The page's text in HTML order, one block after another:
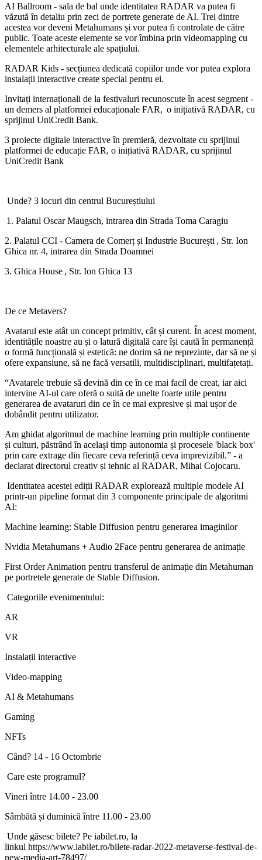
AI Ballroom - sala de bal unde identitatea RADAR va putea fi
văzută în detaliu prin zeci de portrete generate de AI. Trei dintre
acestea vor deveni Metahumans și vor putea fi controlate de către
public. Toate aceste elemente se vor îmbina prin videomapping cu
elementele arhitecturale ale spațiului.
RADAR Kids - secțiunea dedicată copiilor unde vor putea explora
instalații interactive create special pentru ei.
Invitați internaționali de la festivaluri recunoscute în acest segment -
un demers al platformei educaționale FAR, o inițiativă RADAR, cu
sprijinul UniCredit Bank.
3 proiecte digitale interactive în premieră, dezvoltate cu sprijinul
platformei de educație FAR, o inițiativă RADAR, cu sprijinul
UniCredit Bank
Unde? 3 locuri din centrul Bucureștiului
1. Palatul Oscar Maugsch, intrarea din Strada Toma Caragiu
2. Palatul CCI - Camera de Comerț și Industrie București , Str. Ion
Ghica nr. 4, intrarea din Strada Doamnei
3. Ghica House , Str. Ion Ghica 13
De ce Metavers?
Avatarul este atât un concept primitiv, cât și curent. În acest moment,
identitățile noastre au și o latură digitală care își caută în permanență
o formă funcțională și estetică: ne dorim să ne reprezinte, dar să ne și
ofere expansiune, să ne facă versatili, multidisciplinari, multifațetați.
“Avatarele trebuie să devină din ce în ce mai facil de creat, iar aici
intervine AI-ul care oferă o suită de unelte foarte utile pentru
generarea de avataruri din ce în ce mai expresive și mai ușor de
dobândit pentru utilizator.
Am ghidat algoritmul de machine learning prin multiple continente
și culturi, păstrând în același timp autonomia și procesele 'black box'
prin care extrage din fiecare ceva referință ceva imprevizibil.” - a
declarat directorul creativ și tehnic al RADAR, Mihai Cojocaru.
Identitatea acestei ediții RADAR explorează multiple modele AI
printr-un pipeline format din 3 componente principale de algoritmi
AI:
Machine learning: Stable Diffusion pentru generarea imaginilor
Nvidia Metahumans + Audio 2Face pentru generarea de animație
First Order Animation pentru transferul de animație din Metahuman
pe portretele generate de Stable Diffusion.
Categoriile evenimentului:
AR
VR
Instalații interactive
Video-mapping
AI & Metahumans
Gaming
NFTs
Când? 14 - 16 Octombrie
Care este programul?
Vineri între 14.00 - 23.00
Sâmbătă și duminică între 11.00 - 23.00
Unde găsesc bilete? Pe iabilet.ro, la
linkul https://www.iabilet.ro/bilete-radar-2022-metaverse-festival-de-
new-media-art-78497/